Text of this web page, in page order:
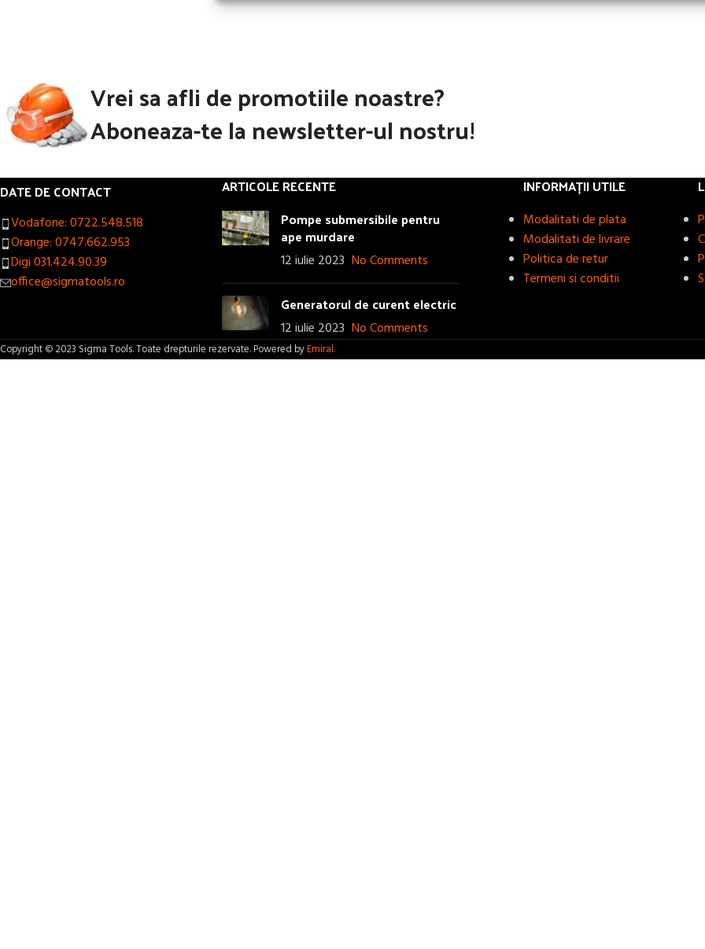
Vrei sa afli de promotiile noastre?
Aboneaza-te la newsletter-ul nostru!
DATE DE CONTACT
Vodafone: 0722.548.518
Orange: 0747.662.953
Digi 031.424.90.39
office@sigmatools.ro
ARTICOLE RECENTE
Pompe submersibile pentru
ape murdare
12 iulie 2023 No Comments
Generatorul de curent electric
12 iulie 2023 No Comments
INFORMAȚII UTILE
Modalitati de plata
Modalitati de livrare
Politica de retur
Termeni si conditii
Copyright © 2023 Sigma Tools. Toate drepturile rezervate. Powered byEmiral.